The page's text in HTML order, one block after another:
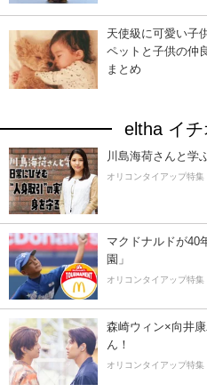
天使級に可愛い子
ペットと子供の仲
まとめ
eltha イ
川島海荷さんと学
オリコンタイアップ特集
マクドナルドが40
園」
オリコンタイアップ特集
森崎ウィン×向井
ん！
オリコンタイアップ特集